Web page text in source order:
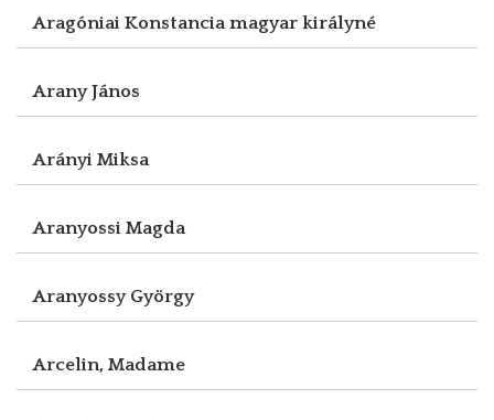
Aragóniai Konstancia magyar királyné
Arany János
Arányi Miksa
Aranyossi Magda
Aranyossy György
Arcelin, Madame